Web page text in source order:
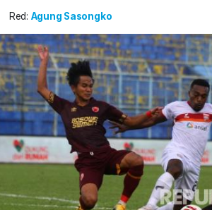
Red: Agung Sasongko